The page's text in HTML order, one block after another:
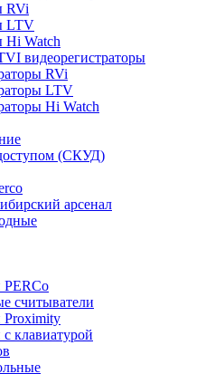
RVi
LTV
Hi Watch
видеорегистраторы
RVi
LTV
Hi Watch
(СКУД)
арсенал
PERCo
считыватели
Proximity
клавиатурой